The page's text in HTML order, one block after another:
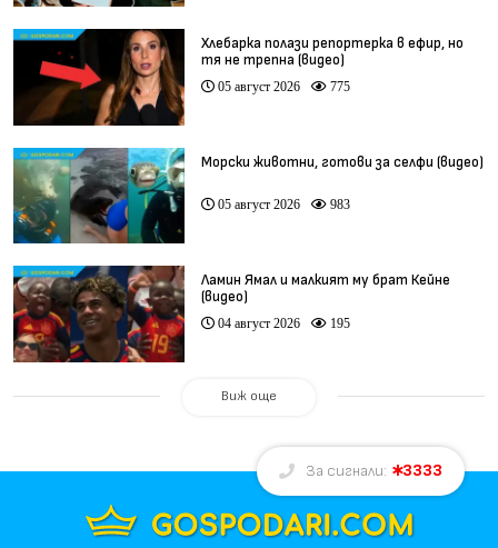
Хлебарка полази репортерка в ефир, но
тя не трепна (видео)
05 август 2026 775
Морски животни, готови за селфи (видео)
05 август 2026 983
Ламин Ямал и малкият му брат Кейне
(видео)
04 август 2026 195
Виж още
За сигнали: 3333